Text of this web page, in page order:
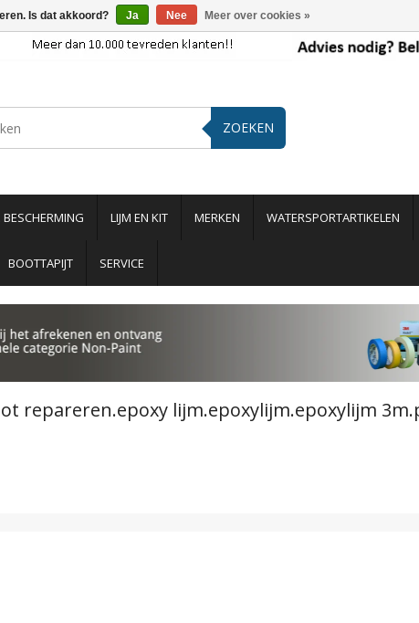
ZOEKEN
BESCHERMING LIJM EN KIT MERKEN WATERSPORTARTIKELEN
BOOTTAPIJT SERVICE
repareren.epoxy lijm.epoxylijm.epoxylijm
Is dat akkoord? Ja Nee Meer over cookies »